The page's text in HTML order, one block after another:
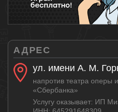
АДРЕС
ул. имени А. М.
напротив театра оперы
«Сбербанка»
Услугу оказывает: ИП